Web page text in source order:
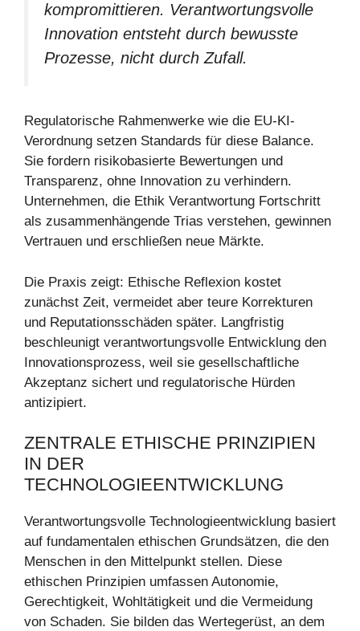
kompromittieren. Verantwortungsvolle
Innovation entsteht durch bewusste
Prozesse, nicht durch Zufall.
Regulatorische Rahmenwerke wie die EU-KI-
Verordnung setzen Standards für diese Balance.
Sie fordern risikobasierte Bewertungen und
Transparenz, ohne Innovation zu verhindern.
Unternehmen, die Ethik Verantwortung Fortschritt
als zusammenhängende Trias verstehen, gewinnen
Vertrauen und erschließen neue Märkte.
Die Praxis zeigt: Ethische Reflexion kostet
zunächst Zeit, vermeidet aber teure Korrekturen
und Reputationsschäden später. Langfristig
beschleunigt verantwortungsvolle Entwicklung den
Innovationsprozess, weil sie gesellschaftliche
Akzeptanz sichert und regulatorische Hürden
antizipiert.
ZENTRALE ETHISCHE PRINZIPIEN
IN DER
TECHNOLOGIEENTWICKLUNG
Verantwortungsvolle Technologieentwicklung basiert
auf fundamentalen ethischen Grundsätzen, die den
Menschen in den Mittelpunkt stellen. Diese
ethischen Prinzipien umfassen Autonomie,
Gerechtigkeit, Wohltätigkeit und die Vermeidung
von Schaden. Sie bilden das Wertegerüst, an dem